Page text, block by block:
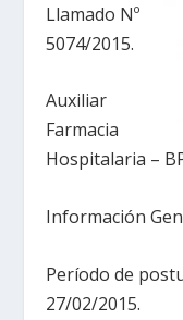
Llamado Nº
5074/2015.
Auxiliar
Farmacia
Hospitalaria –
Información
Período de
27/02/2015.